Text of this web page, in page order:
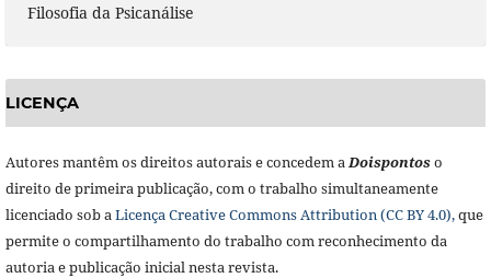
Filosofia da Psicanálise
LICENÇA
Autores mantêm os direitos autorais e concedem aDoispontoso
direito de primeira publicação, com o trabalho simultaneamente
licenciado sob aLicença Creative Commons Attribution (CC BY 4.0),que
permite o compartilhamento do trabalho com reconhecimento da
autoria e publicação inicial nesta revista.